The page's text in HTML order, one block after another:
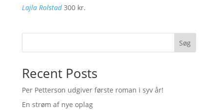
Lajla Rolstad 300 kr.
Søg
Recent Posts
Per Petterson udgiver første roman i syv år!
En strøm af nye oplag